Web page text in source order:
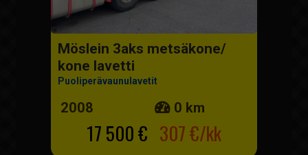
Möslein 3aks metsäkone/
kone lavetti
Puoliperävaunulavetit
2008 0 km
17 500 € 307 €/kk